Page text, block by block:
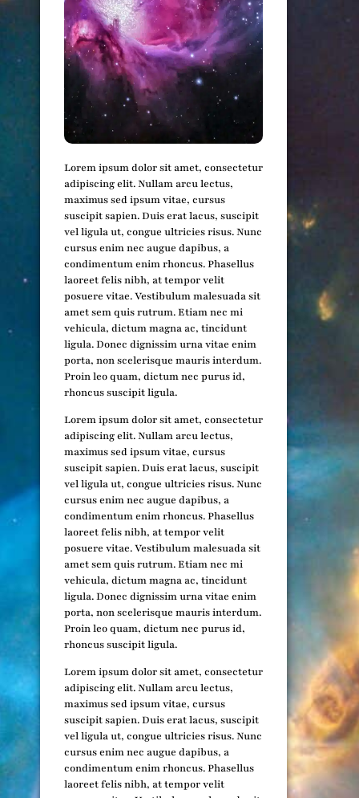
Lorem ipsum dolor sit amet, consectetur
adipiscing elit. Nullam arcu lectus,
maximus sed ipsum vitae, cursus
suscipit sapien. Duis erat lacus, suscipit
vel ligula ut, congue ultricies risus. Nunc
cursus enim nec augue dapibus, a
condimentum enim rhoncus. Phasellus
laoreet felis nibh, at tempor velit
posuere vitae. Vestibulum malesuada sit
amet sem quis rutrum. Etiam nec mi
vehicula, dictum magna ac, tincidunt
ligula. Donec dignissim urna vitae enim
porta, non scelerisque mauris interdum.
Proin leo quam, dictum nec purus id,
rhoncus suscipit ligula.
Lorem ipsum dolor sit amet, consectetur
adipiscing elit. Nullam arcu lectus,
maximus sed ipsum vitae, cursus
suscipit sapien. Duis erat lacus, suscipit
vel ligula ut, congue ultricies risus. Nunc
cursus enim nec augue dapibus, a
condimentum enim rhoncus. Phasellus
laoreet felis nibh, at tempor velit
posuere vitae. Vestibulum malesuada sit
amet sem quis rutrum. Etiam nec mi
vehicula, dictum magna ac, tincidunt
ligula. Donec dignissim urna vitae enim
porta, non scelerisque mauris interdum.
Proin leo quam, dictum nec purus id,
rhoncus suscipit ligula.
Lorem ipsum dolor sit amet, consectetur
adipiscing elit. Nullam arcu lectus,
maximus sed ipsum vitae, cursus
suscipit sapien. Duis erat lacus, suscipit
vel ligula ut, congue ultricies risus. Nunc
cursus enim nec augue dapibus, a
condimentum enim rhoncus. Phasellus
laoreet felis nibh, at tempor velit